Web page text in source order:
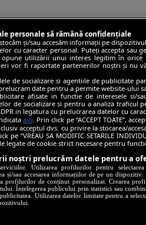
personale să rămână confidențiale
și/sau accesăm informații pe
cu caracter personal. Puteți accepta sau
utilizării unui interes legitim în
vor fi raportate partenerilor noștri și nu
de socializare si agentiile de publicitate
date pentru a permite website-ului
afisate in functie de interesele si/
de socializare si pentru a analiza traficul
in legatura cu prelucrarea datelor cu
aici . Prin click pe “ACCEPT TOATE”,
acceptul dvs. cu privire la stocarea/
pe “VREAU SA MODIFIC SETARILE
legate de cookie strict necesare pentru
noștri prelucrăm datele pentru a
Utilizarea profilurilor pentru
și/sau accesarea informațiilor de pe un
profilurilor de conținut personalizat. Crearea
Înțelegerea publicului prin statistici sau
Utilizarea datelor limitate pentru a